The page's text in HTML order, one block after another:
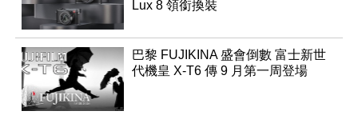
Lux 8 領銜換裝
巴黎 FUJIKINA 盛會倒數 富士新世
代機皇 X-T6 傳 9 月第一周登場